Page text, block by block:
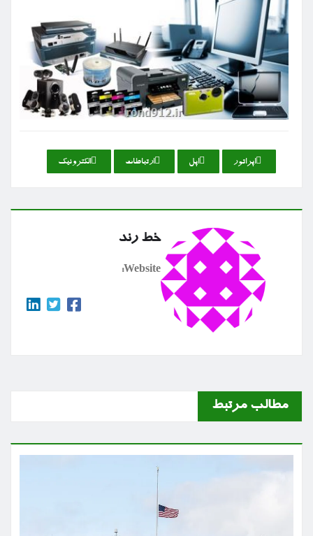
اپراتور اپل ارتباطات الكترونیك
خط رند
Website:
مطالب مرتبط